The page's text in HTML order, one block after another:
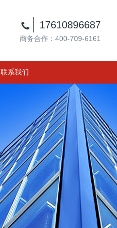
17610896687
商务合作：400-709-6161
联系我们